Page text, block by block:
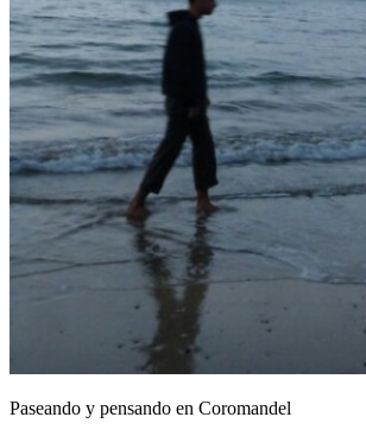
Paseando y pensando en Coromandel